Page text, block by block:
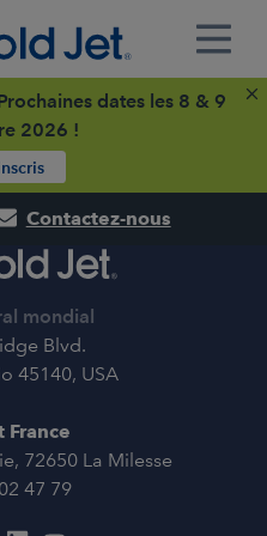
Contactez-nous
dates les 8 & 9
2026 !
mondial
Blvd.
45140, USA
France
72650 La Milesse
47 79